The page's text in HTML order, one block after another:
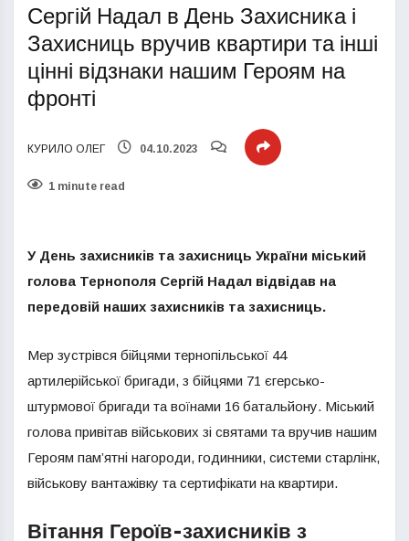
Сергій Надал в День Захисника і
Захисниць вручив квартири та інші
цінні відзнаки нашим Героям на
фронті
КУРИЛО ОЛЕГ 04.10.2023
1 minute read
У День захисників та захисниць України міський
голова Тернополя Сергій Надал відвідав на
передовій наших захисників та захисниць.
Мер зустрівся бійцями тернопільської 44
артилерійської бригади, з бійцями 71 єгерсько-
штурмової бригади та воїнами 16 батальйону. Міський
голова привітав військових зі святами та вручив нашим
Героям пам’ятні нагороди, годинники, системи старлінк,
військову вантажівку та сертифікати на квартири.
Вітання Героїв-захисників з